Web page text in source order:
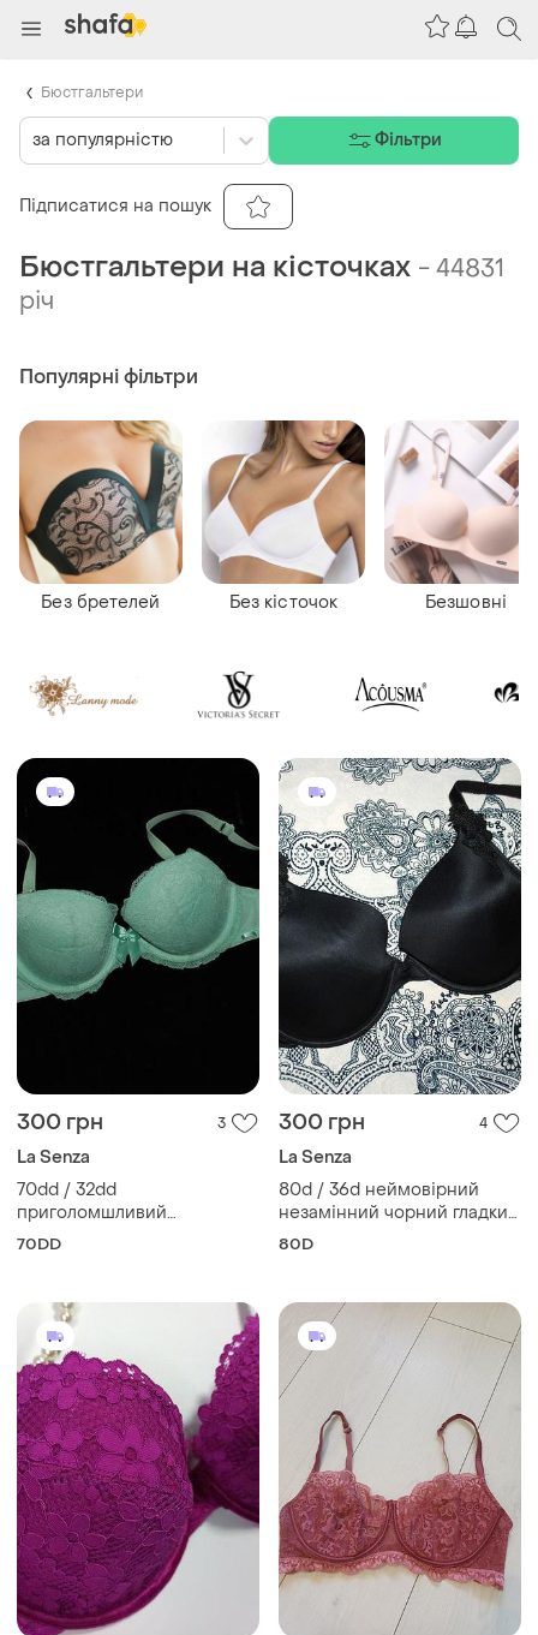
Бюстгальтери на кісточках -44831
річ
300 грн 3
La Senza
70dd / 32dd
приголомшливий
мереживний бюстгальтер
70DD
300 грн 4
La Senza
80d / 36d неймовірний
незамінний чорний гладкий
контурний бюстгальтер la
80D
Популярні фільтри
Без бретелей Без кісточок Безшовні
за популярністю Фільтри
Підписатися на пошук
Бюстгальтери